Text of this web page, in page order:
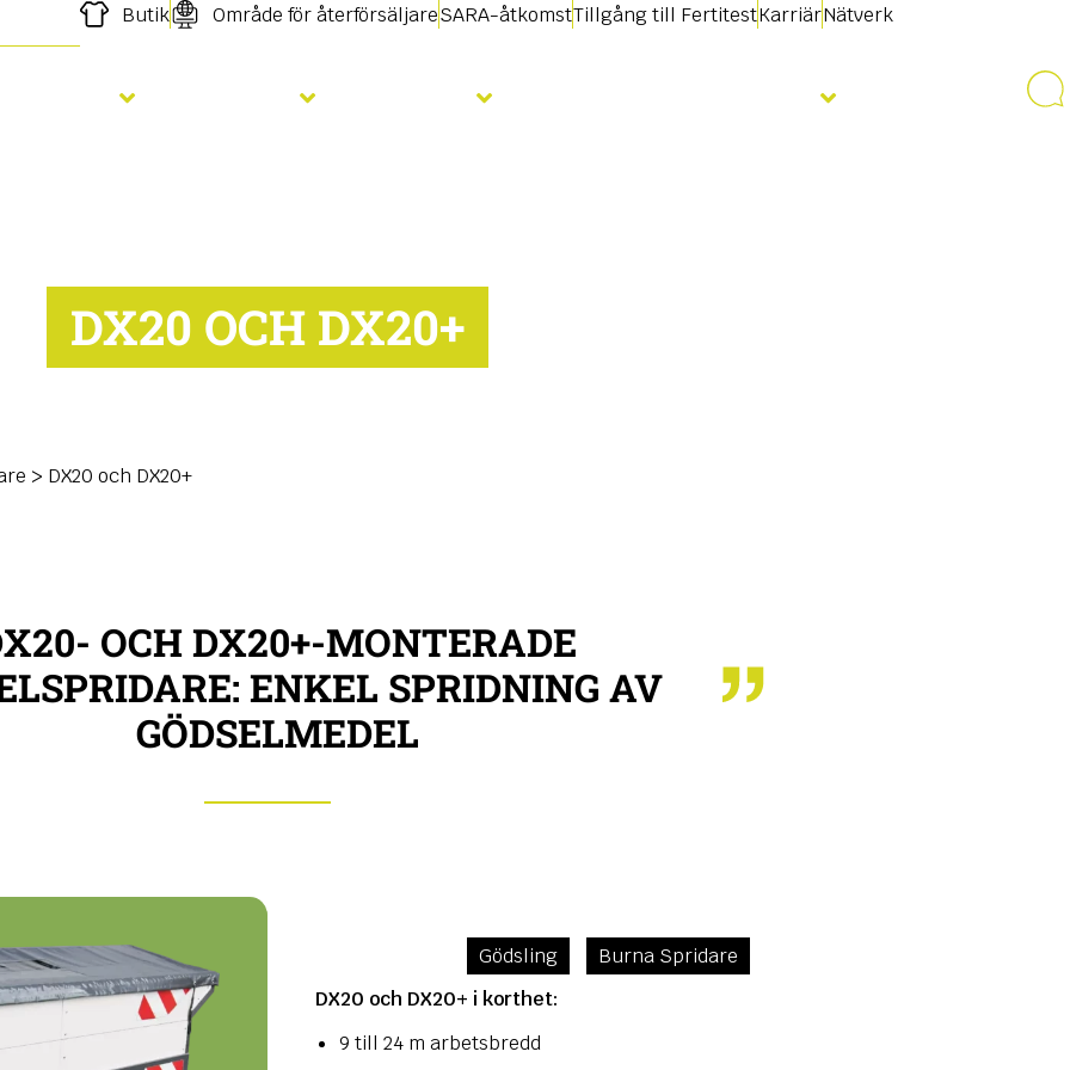
Butik Område för återförsäljareSARA-åtkomstTillgång till FertitestKarriärNätverk
DX20 OCH DX20+
> DX20 och DX20+
OCH DX20+-MONTERADE
ENKEL SPRIDNING AV
GÖDSELMEDEL
Gödsling
Burna Spridare
DX20 och DX20+ i korthet:
9 till 24 m arbetsbredd